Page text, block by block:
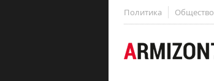
Политика Общество